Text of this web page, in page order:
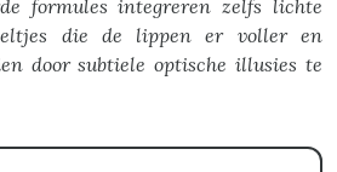
formules integreren zelfs lichte
die de lippen er voller en
door subtiele optische illusies te